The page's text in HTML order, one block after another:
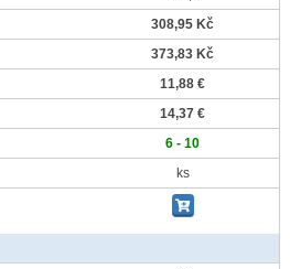
308,95 Kč
373,83 Kč
11,88 €
14,37 €
6 - 10
ks